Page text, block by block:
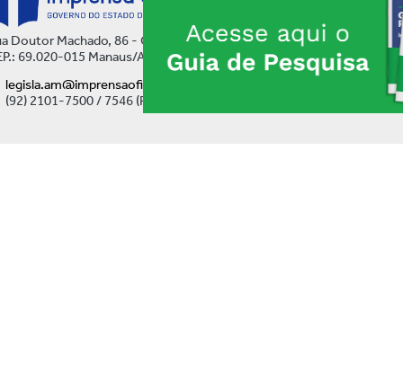
Doutor Machado, 86 - Centro
69.020-015 Manaus/AM
legisla.am@imprensaoficial.am.gov.br
(92) 2101-7500 / 7546 (Ramal)